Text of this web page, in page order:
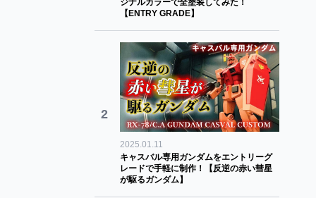
ジナルカラーで全塗装してみた！
【ENTRY GRADE】
2
2025.01.11
キャスバル専用ガンダムをエントリーグ
レードで手軽に制作！【反逆の赤い彗星
が駆るガンダム】